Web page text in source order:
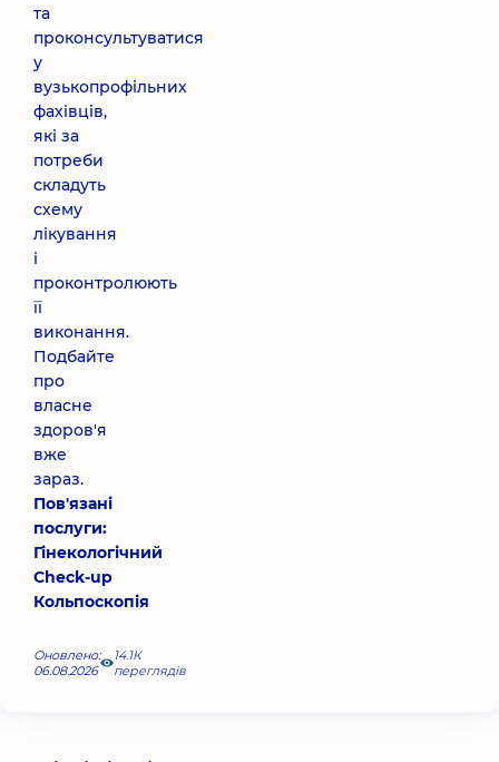
та
проконсультуватися
у
вузькопрофільних
фахівців,
які за
потреби
складуть
схему
лікування
і
проконтролюють
її
виконання.
Подбайте
про
власне
здоров'я
вже
зараз.
Пов'язані
послуги:
Гінекологічний
Check-up
Кольпоскопія
Оновлено:
06.08.2026
14.1К
переглядів